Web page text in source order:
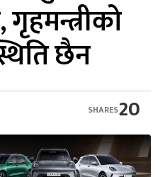
छैन
20
SHARES